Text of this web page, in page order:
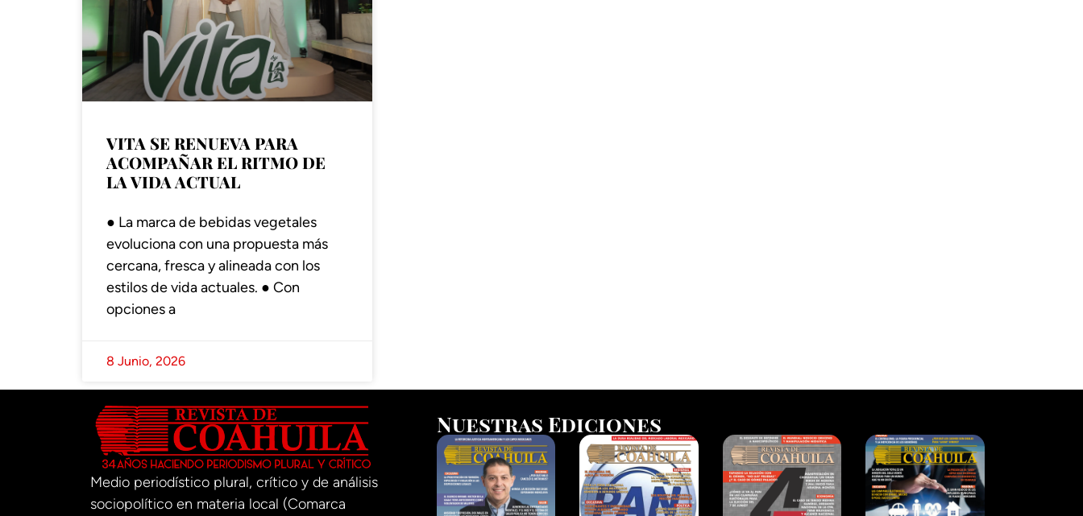
VITA SE RENUEVA PARA
ACOMPAÑAR EL RITMO DE
LA VIDA ACTUAL
● La marca de bebidas vegetales
evoluciona con una propuesta más
cercana, fresca y alineada con los
estilos de vida actuales. ● Con
opciones a
8 Junio, 2026
Medio periodístico plural, crítico y de análisis
sociopolítico en materia local (Comarca
Nuestras Ediciones